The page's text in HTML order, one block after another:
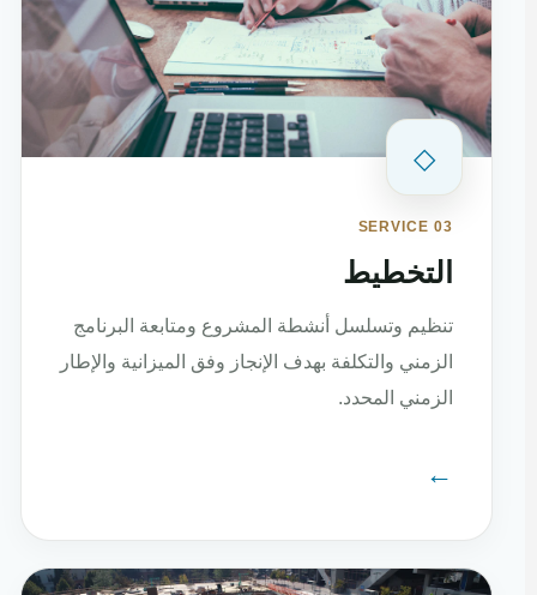
◇
SERVICE 03
التخطيط
تنظيم وتسلسل أنشطة المشروع ومتابعة البرنامج
الزمني والتكلفة بهدف الإنجاز وفق الميزانية والإطار
الزمني المحدد.
←